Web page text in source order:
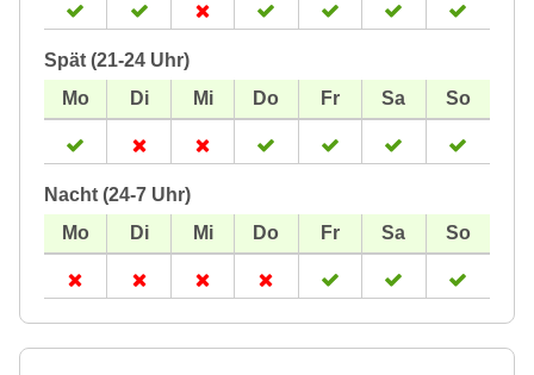
Spät (21-24 Uhr)
Nacht (24-7 Uhr)